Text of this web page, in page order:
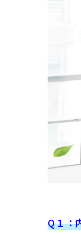
Q１：